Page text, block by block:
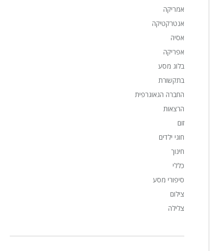
אמריקה
אנטרקטיקה
אסיה
אפריקה
בלוג מסע
בתקשורת
החברה הגאוגרפית
הרצאות
זום
חוגי ילדים
חינוך
כללי
סיפורי מסע
צילום
צלילה